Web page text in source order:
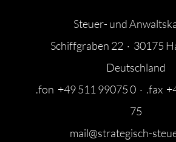
Steuer- und
Schiffgraben 22 · 30175
Deutschland
.fon +49 511 99075 0 · .fax
75
mail@strategisch-